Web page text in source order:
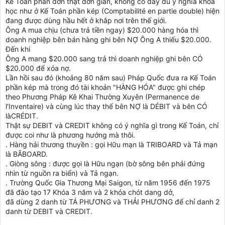
học như ở Kế Toán phần kép (Comptabilité en partie double) hiện
đang được dùng hầu hết ở khắp nơi trên thế giới.
Ông A mua chịu (chưa trả tiền ngay) $20.000 hàng hóa thì
doanh nghiệp bên bán hàng ghi bên NỢ Ông A thiếu $20.000.
Đến khi
Ông A mang $20.000 sang trả thì doanh nghiệp ghi bên CÓ
$20.000 để xóa nợ.
Lần hồi sau đó (khoảng 80 năm sau) Pháp Quốc đưa ra Kế Toán
phần kép mà trong đó tài khoản "HÀNG HÓA" được ghi chép
theo Phương Pháp Kê Khai Thường Xuyên (Permanence de
l'Inventaire) và cùng lúc thay thế bên NỢ là DÉBIT và bên CÓ
làCRÉDIT.
Thật sự DEBIT và CREDIT không có ý nghĩa gì trong Kế Toán, chỉ
được coi như là phương hướng mà thôi.
. Hàng hải thương thuyền : gọi Hữu mạn là TRIBOARD và Tả mạn
là BÂBOARD.
. Giòng sông : được gọi là Hữu ngạn (bờ sông bên phải đứng
nhìn từ nguồn ra biển) và Tả ngạn.
. Trường Quốc Gia Thương Mại Saigon, từ năm 1956 đến 1975
đã đào tạo 17 Khóa 3 năm và 2 khóa chót dang dở,
đã dùng 2 danh từ TÁ PHƯƠNG và THẢI PHƯƠNG để chỉ danh 2
danh từ DEBIT và CREDIT.